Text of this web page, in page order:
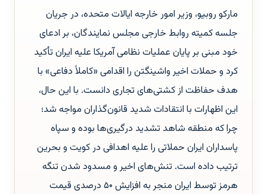
مارکو روبیو، وزیر امور خارجه ایالات متحده، در جریان
جلسه کمیته روابط خارجی مجلس نمایندگان، بر ادعای
خود مبنی بر پایان عملیات نظامی آمریکا علیه ایران تأکید
کرد و حملات اخیر واشینگتن را اقدامی «کاملاً دفاعی» با
هدف حفاظت از کشتی‌های تجاری دانست. با این حال،
این اظهارات با انتقادات شدید قانون‌گذاران مواجه شد؛
چرا که منطقه شاهد تشدید درگیری‌ها بوده و سپاه
پاسداران ایران حملاتی را علیه اهدافی در کویت و بحرین
ترتیب داده است. تنش‌های اخیر و مسدود شدن تنگه
هرمز توسط ایران منجر به افزایش ۵۰ درصدی قیمت